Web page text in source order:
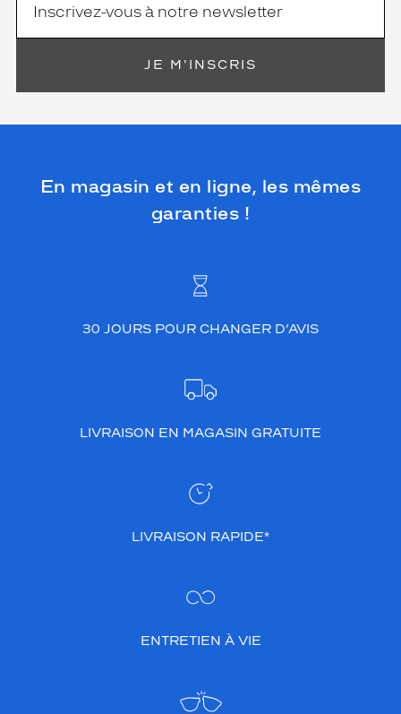
JE M'INSCRIS
En magasin et en ligne, les mêmes
garanties !
30 JOURS POUR CHANGER D’AVIS
LIVRAISON EN MAGASIN GRATUITE
LIVRAISON RAPIDE*
ENTRETIEN À VIE